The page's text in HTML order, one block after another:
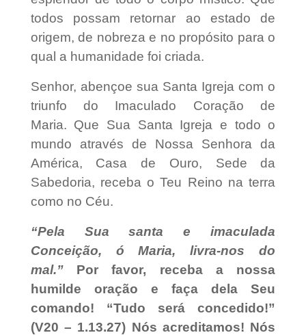
todos possam retornar ao estado de
origem, de nobreza e no propósito para o
qual a humanidade foi criada.
Senhor, abençoe sua Santa Igreja com o
triunfo do Imaculado Coração de
Maria. Que Sua Santa Igreja e todo o
mundo através de Nossa Senhora da
América, Casa de Ouro, Sede da
Sabedoria, receba o Teu Reino na terra
como no Céu.
“Pela Sua santa e imaculada
Conceição, ó Maria, livra-nos do
mal.”
Por favor, receba a nossa
humilde oração e faça dela Seu
comando!
“Tudo será concedido!”
(V20 – 1.13.27) Nós acreditamos! Nós